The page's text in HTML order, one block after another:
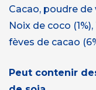
Cacao, poudre
Noix de coco (1%),
fèves de cacao
Peut contenir